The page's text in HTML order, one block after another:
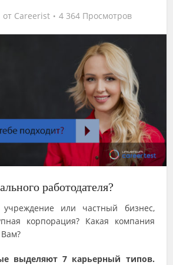
от Careerist 4 364 Просмотров
работодателя?
учреждение или частный бизнес,
корпорация? Какая компания
выделяют 7 карьерный типов.